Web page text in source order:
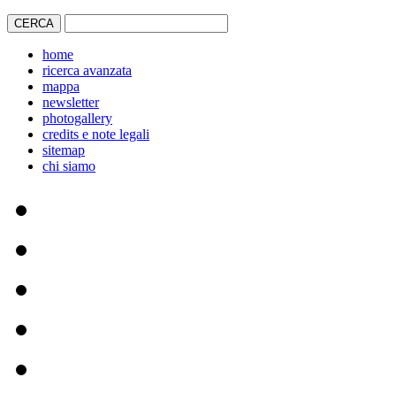
home
ricerca avanzata
mappa
newsletter
photogallery
credits e note legali
sitemap
chi siamo